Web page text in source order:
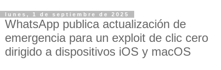
lunes, 1 de septiembre de 2025
WhatsApp publica actualización de
emergencia para un exploit de clic cero
dirigido a dispositivos iOS y macOS